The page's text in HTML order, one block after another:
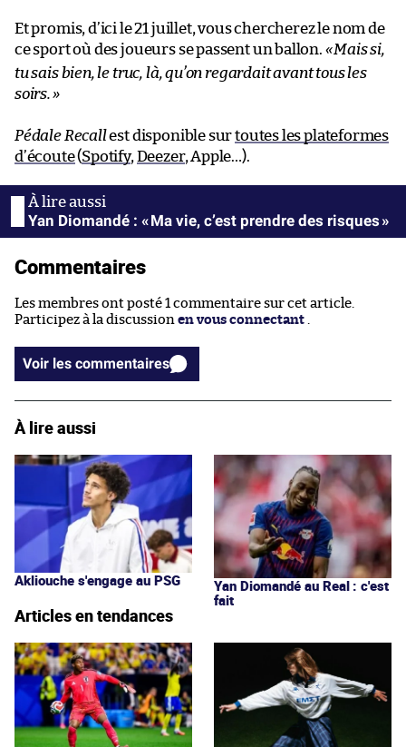
Et promis, d’ici le 21 juillet, vous chercherez le nom de
ce sport où des joueurs se passent un ballon. «Mais si,
tu sais bien, le truc, là, qu’on regardait avant tous les
soirs.»
Pédale Recallest disponible surtoutes les plateformes
d’écoute(Spotify, Deezer, Apple…).
Yan Diomandé : « Ma vie, c’est prendre des risques »
Commentaires
Les membres ont posté 1 commentaire sur cet article.
Participez à la discussion en vous connectant .
Voir les commentaires
À lire aussi
Akliouche s'engage au PSG
Yan Diomandé au Real : c'est
fait
Articles en tendances